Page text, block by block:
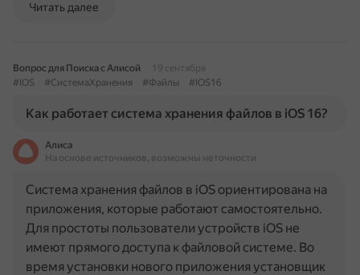
Читать далее
Вопрос для Поиска с Алисой
19 сентября
#IOS
#СистемаХранения #Файлы #IOS16
Как работает система хранения файлов в iOS 16?
Алиса
На основе источников, возможны неточности
Система хранения файлов в iOS ориентирована на
приложения, которые работают самостоятельно.
Для простоты пользователи устройств iOS не
имеют прямого доступа к файловой системе. Во
время установки нового приложения установщик